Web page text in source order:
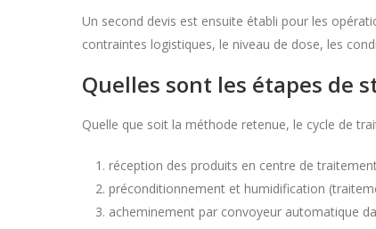
Un second devis est ensuite établi pour les
contraintes logistiques, le niveau de dose, les
Quelles sont les étapes de
Quelle que soit la méthode retenue, le cycle de
réception des produits en centre de
préconditionnement et humidification
acheminement par convoyeur automatique